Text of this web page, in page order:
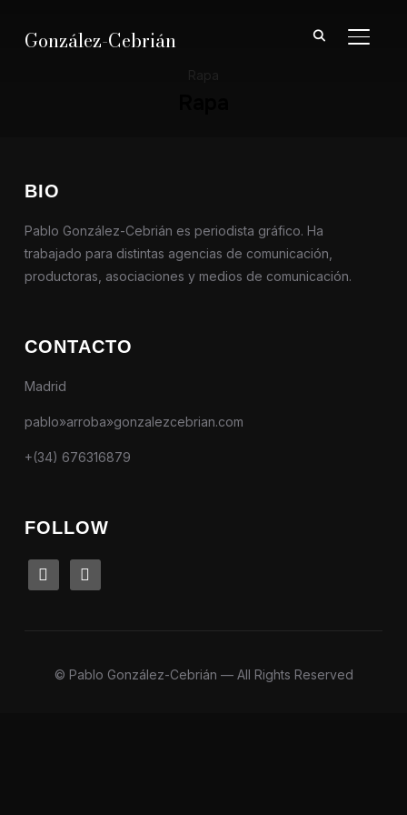
González-Cebrián
BIO
Pablo González-Cebrián es periodista gráfico. Ha
trabajado para distintas agencias de comunicación,
productoras, asociaciones y medios de comunicación.
CONTACTO
Madrid
pablo»arroba»gonzalezcebrian.com
+(34) 676316879
FOLLOW
linkedin instagram
© Pablo González-Cebrián — All Rights Reserved